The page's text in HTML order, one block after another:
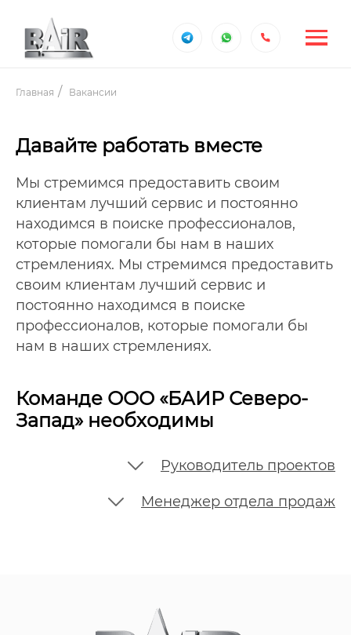
Главная Вакансии
Давайте работать вместе
Мы стремимся предоставить своим
клиентам лучший сервис и постоянно
находимся в поиске профессионалов,
которые помогали бы нам в наших
стремлениях. Мы стремимся предоставить
своим клиентам лучший сервис и
постоянно находимся в поиске
профессионалов, которые помогали бы
нам в наших стремлениях.
Команде ООО «БАИР Северо-
Запад» необходимы
Руководитель проектов
Менеджер отдела продаж